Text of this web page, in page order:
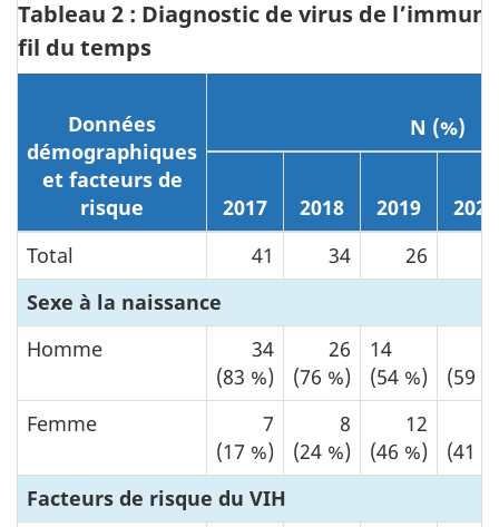
Tableau 2 : Diagnostic de virus de
fil du temps
Données
démographiques
et facteurs de
risque
N (%)
2017 2018 2019
2020
Total
41 34 26
Sexe à la naissance
Homme
34
(83 %)
26
(76 %)
14
(54 %)
(59
Femme
7
(17 %)
8
(24 %)
12
(46 %)
(41
Facteurs de risque du VIH